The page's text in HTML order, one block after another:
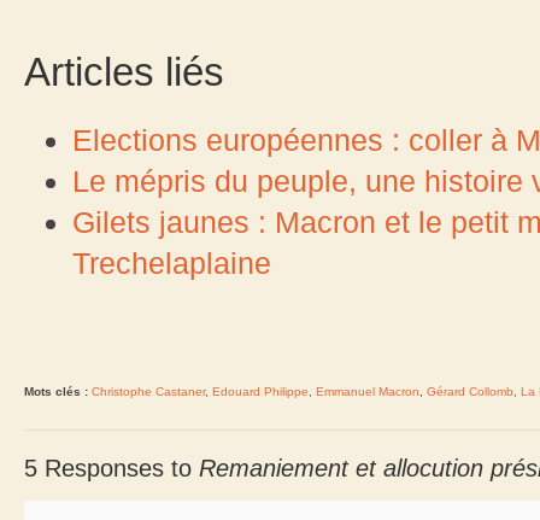
Articles liés
Elections européennes : coller à
Le mépris du peuple, une
Gilets jaunes : Macron et le petit
Trechelaplaine
Mots clés : Christophe Castaner, Edouard Philippe Emmanuel Macron Gérard Collomb La
5 Responses to Remaniement et allocution